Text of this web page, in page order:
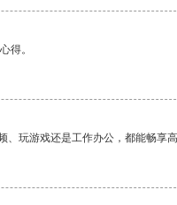
得。
玩游戏还是工作办公，都能畅享